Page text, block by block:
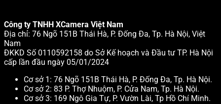
Công ty TNHH XCamera Việt Nam
Địa chỉ: 76 Ngõ 151B Thái Hà, P. Đống Đa, Tp. Hà Nội, Việt
Nam
ĐKKD Số 0110592158 do Sở Kế hoạch và Đầu tư TP. Hà Nội
cấp lần đầu ngày 05/01/2024
Cơ sở 1: 76 Ngõ 151B Thái Hà, P. Đống Đa, Tp. Hà Nội.
Cơ sở 2: 83 P. Thợ Nhuộm, P. Cửa Nam, Tp. Hà Nội.
Cơ sở 3: 169 Ngô Gia Tự, P. Vườn Lài, Tp Hồ Chí Minh.